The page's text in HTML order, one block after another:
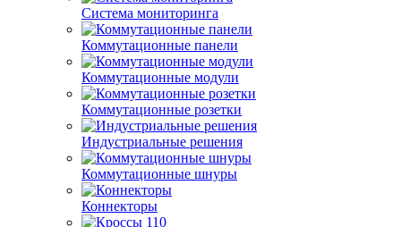
Система мониторинга
Коммутационные панели
Коммутационные модули
Коммутационные розетки
Индустриальные решения
Коммутационные шнуры
Коннекторы